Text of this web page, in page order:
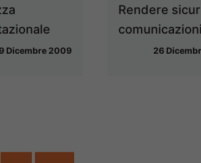
Dicembre 2009
Rendere
26